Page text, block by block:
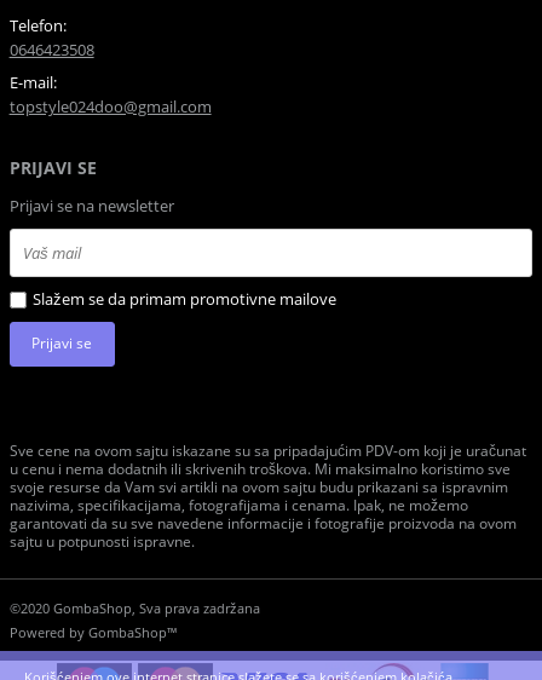
Telefon:
0646423508
E-mail:
topstyle024doo@gmail.com
PRIJAVI SE
Prijavi se na newsletter
Slažem se da primam promotivne mailove
Prijavi se
Sve cene na ovom sajtu iskazane su sa pripadajućim PDV-om koji je uračunat
u cenu i nema dodatnih ili skrivenih troškova. Mi maksimalno koristimo sve
svoje resurse da Vam svi artikli na ovom sajtu budu prikazani sa ispravnim
nazivima, specifikacijama, fotografijama i cenama. Ipak, ne možemo
garantovati da su sve navedene informacije i fotografije proizvoda na ovom
sajtu u potpunosti ispravne.
©2020 GombaShop, Sva prava zadržana
Powered by GombaShop™